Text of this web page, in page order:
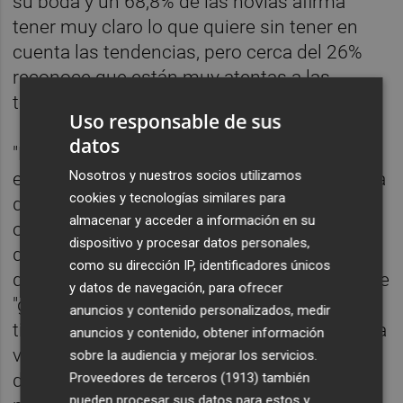
tener muy claro lo que quiere sin tener en
cuenta las tendencias, pero cerca del 26%
reconoce que están muy atentas a las
tendencias y buscan inspiración.
"El vestido de novia ocupa el tercer lugar
entre los gastos de la boda y es también una
de las tareas más importantes de la
organización de la boda", ha defendido la
directora general de Bodas.net, Nina Pérez,
que ha añadido que se trata de un sector que
"goza de excelente salud pero en el que las
tiendas especializadas tienen que estar cada
vez más preparadas para responder a las
demandas de unas clientas que se informan
Uso responsable de sus
datos
Nosotros y nuestros socios utilizamos
cookies y tecnologías similares para
almacenar y acceder a información en su
dispositivo y procesar datos personales,
como su dirección IP, identificadores únicos
y datos de navegación, para ofrecer
anuncios y contenido personalizados, medir
anuncios y contenido, obtener información
sobre la audiencia y mejorar los servicios.
Proveedores de terceros (1913) también